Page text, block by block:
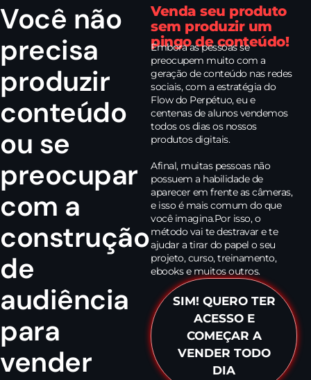
Você não
precisa
produzir
conteúdo
ou se
preocupar
com a
construção
de
audiência
para
vender
Venda seu produto
sem produzir um
pingo de conteúdo!
Embora as pessoas se
preocupem muito com a
geração de conteúdo nas redes
sociais, com a estratégia do
Flow do Perpétuo, eu e
centenas de alunos vendemos
todos os dias os nossos
produtos digitais.
Afinal, muitas pessoas não
possuem a habilidade de
aparecer em frente as câmeras,
e isso é mais comum do que
você imagina.Por isso, o
método vai te destravar e te
ajudar a tirar do papel o seu
projeto, curso, treinamento,
ebooks e muitos outros.
SIM! QUERO TER
ACESSO E
COMEÇAR A
VENDER TODO
DIA